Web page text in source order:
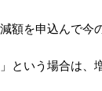
額を申込んで今
という場合は、